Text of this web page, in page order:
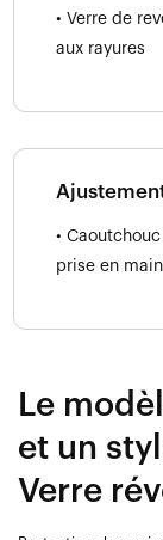
• Verre de
aux rayures
•
prise en
Le
et un
Verre